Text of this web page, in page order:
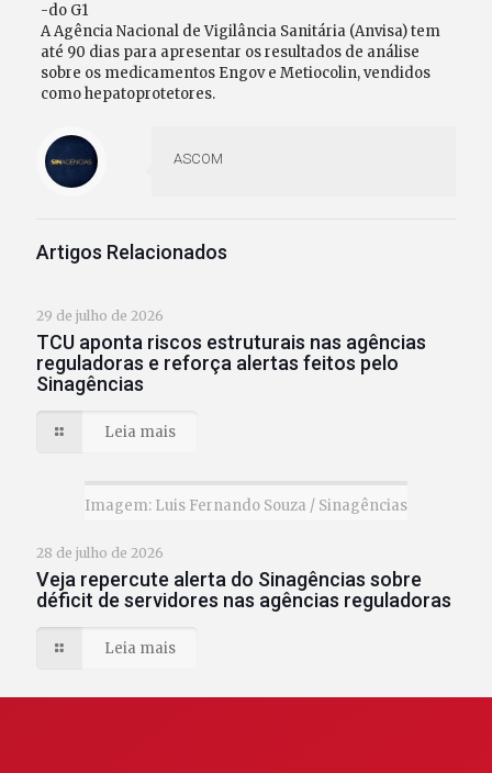
-do G1
A Agência Nacional de Vigilância Sanitária (Anvisa) tem
até 90 dias para apresentar os resultados de análise
sobre os medicamentos Engov e Metiocolin, vendidos
como hepatoprotetores.
ASCOM
Artigos Relacionados
29 de julho de 2026
TCU aponta riscos estruturais nas agências
reguladoras e reforça alertas feitos pelo
Sinagências
Leia mais
Imagem: Luis Fernando Souza / Sinagências
28 de julho de 2026
Veja repercute alerta do Sinagências sobre
déficit de servidores nas agências reguladoras
Leia mais